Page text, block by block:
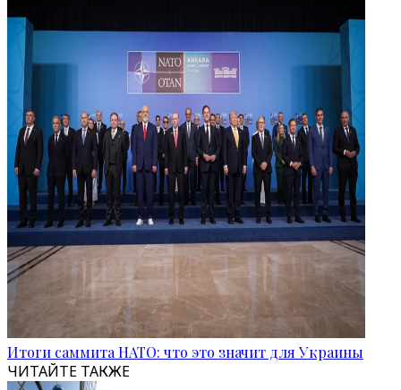
Итоги саммита НАТО: что это значит для Украины
ЧИТАЙТЕ ТАКЖЕ